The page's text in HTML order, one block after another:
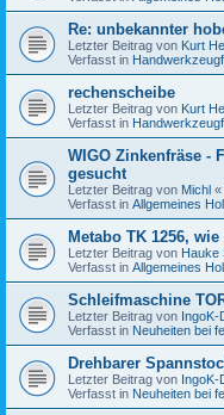
Re: unbekannter
Letzter Beitrag von Kurt
Verfasst in
rechenscheibe
Letzter Beitrag von Kurt
Verfasst in
WIGO Zinkenfräse -
gesucht
Letzter Beitrag von Michl «
Verfasst in Allgemeines
Metabo TK 1256,
Letzter Beitrag von Hauke
Verfasst in Allgemeines
Schleifmaschine
Letzter Beitrag von IngoK-
Verfasst in Neuheiten bei
Drehbarer
Letzter Beitrag von IngoK-
Verfasst in Neuheiten bei